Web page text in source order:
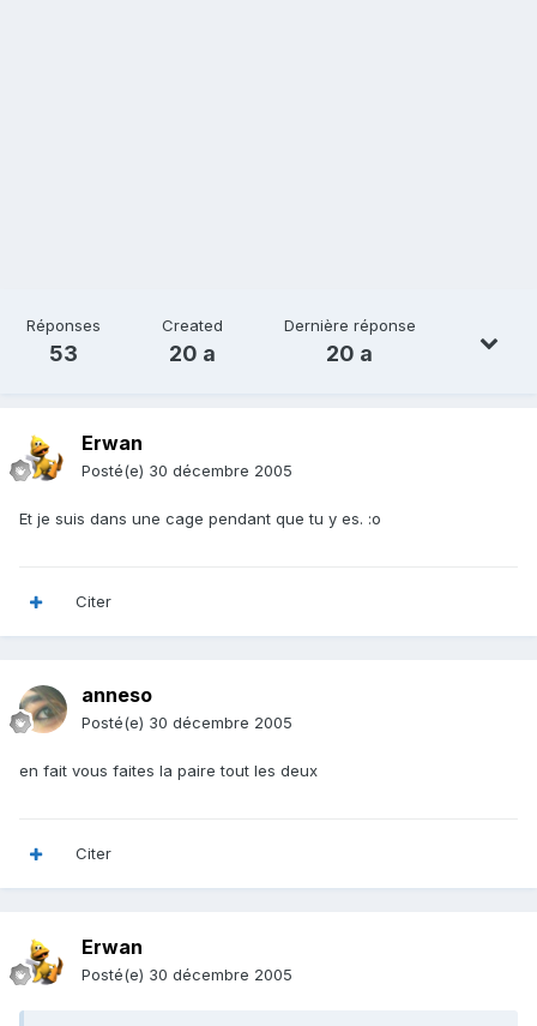
Réponses
53
Created
20 a
Dernière réponse
20 a
Erwan
Posté(e) 30 décembre 2005
Et je suis dans une cage pendant que tu y es. :o
Citer
anneso
Posté(e) 30 décembre 2005
en fait vous faites la paire tout les deux
Citer
Erwan
Posté(e) 30 décembre 2005